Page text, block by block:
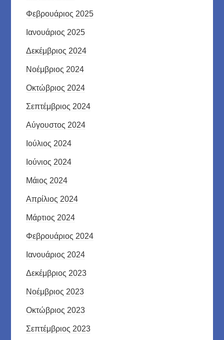
Φεβρουάριος 2025
Ιανουάριος 2025
Δεκέμβριος 2024
Νοέμβριος 2024
Οκτώβριος 2024
Σεπτέμβριος 2024
Αύγουστος 2024
Ιούλιος 2024
Ιούνιος 2024
Μάιος 2024
Απρίλιος 2024
Μάρτιος 2024
Φεβρουάριος 2024
Ιανουάριος 2024
Δεκέμβριος 2023
Νοέμβριος 2023
Οκτώβριος 2023
Σεπτέμβριος 2023